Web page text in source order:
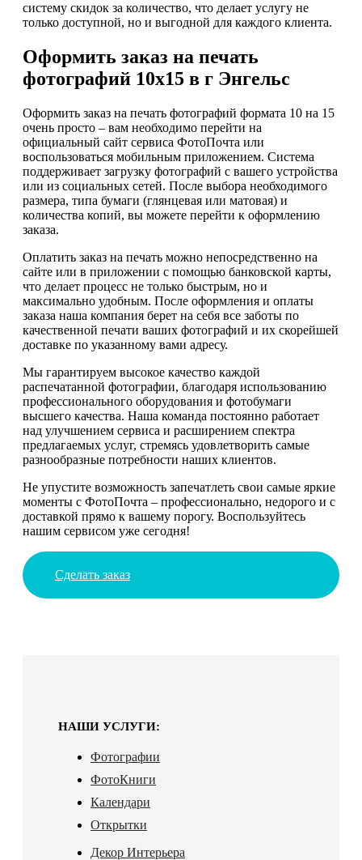
систему скидок за количество, что делает услугу не
только доступной, но и выгодной для каждого клиента.
Оформить заказ на печать
фотографий 10х15 в г Энгельс
Оформить заказ на печать фотографий формата 10 на 15
очень просто – вам необходимо перейти на
официальный сайт сервиса ФотоПочта или
воспользоваться мобильным приложением. Система
поддерживает загрузку фотографий с вашего устройства
или из социальных сетей. После выбора необходимого
размера, типа бумаги (глянцевая или матовая) и
количества копий, вы можете перейти к оформлению
заказа.
Оплатить заказ на печать можно непосредственно на
сайте или в приложении с помощью банковской карты,
что делает процесс не только быстрым, но и
максимально удобным. После оформления и оплаты
заказа наша компания берет на себя все заботы по
качественной печати ваших фотографий и их скорейшей
доставке по указанному вами адресу.
Мы гарантируем высокое качество каждой
распечатанной фотографии, благодаря использованию
профессионального оборудования и фотобумаги
высшего качества. Наша команда постоянно работает
над улучшением сервиса и расширением спектра
предлагаемых услуг, стремясь удовлетворить самые
разнообразные потребности наших клиентов.
Не упустите возможность запечатлеть свои самые яркие
моменты с ФотоПочта – профессионально, недорого и с
доставкой прямо к вашему порогу. Воспользуйтесь
нашим сервисом уже сегодня!
Сделать заказ
НАШИ УСЛУГИ:
Фотографии
ФотоКниги
Календари
Открытки
Декор Интерьера